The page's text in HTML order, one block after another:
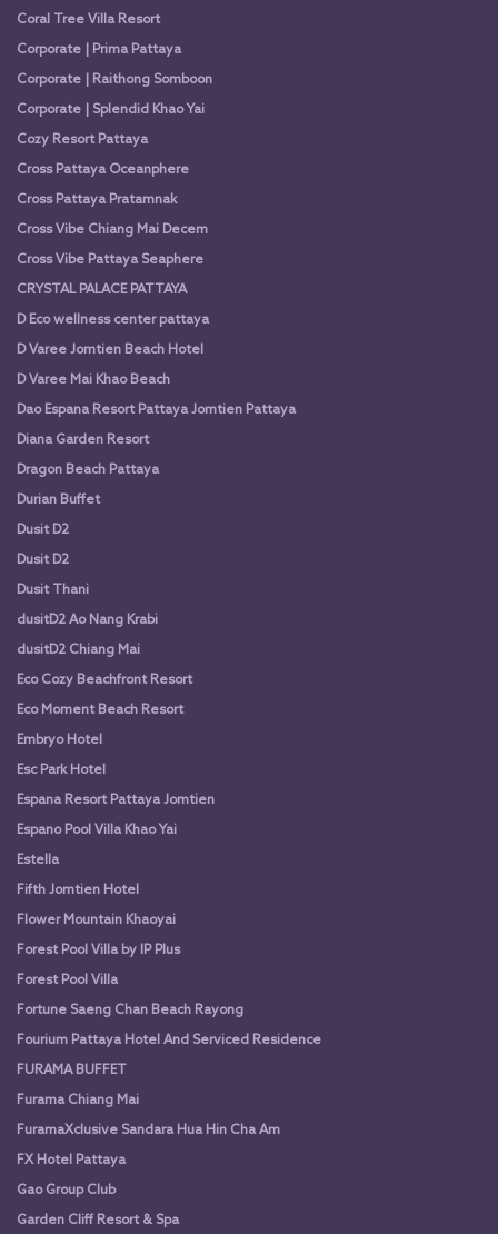
Coral Tree Villa Resort
Corporate | Prima Pattaya
Corporate | Raithong Somboon
Corporate | Splendid Khao Yai
Cozy Resort Pattaya
Cross Pattaya Oceanphere
Cross Pattaya Pratamnak
Cross Vibe Chiang Mai Decem
Cross Vibe Pattaya Seaphere
CRYSTAL PALACE PATTAYA
D Eco wellness center pattaya
D Varee Jomtien Beach Hotel
D Varee Mai Khao Beach
Dao Espana Resort Pattaya Jomtien Pattaya
Diana Garden Resort
Dragon Beach Pattaya
Durian Buffet
Dusit D2
Dusit D2
Dusit Thani
dusitD2 Ao Nang Krabi
dusitD2 Chiang Mai
Eco Cozy Beachfront Resort
Eco Moment Beach Resort
Embryo Hotel
Esc Park Hotel
Espana Resort Pattaya Jomtien
Espano Pool Villa Khao Yai
Estella
Fifth Jomtien Hotel
Flower Mountain Khaoyai
Forest Pool Villa by IP Plus
Forest Pool Villa
Fortune Saeng Chan Beach Rayong
Fourium Pattaya Hotel And Serviced Residence
FURAMA BUFFET
Furama Chiang Mai
FuramaXclusive Sandara Hua Hin Cha Am
FX Hotel Pattaya
Gao Group Club
Garden Cliff Resort & Spa